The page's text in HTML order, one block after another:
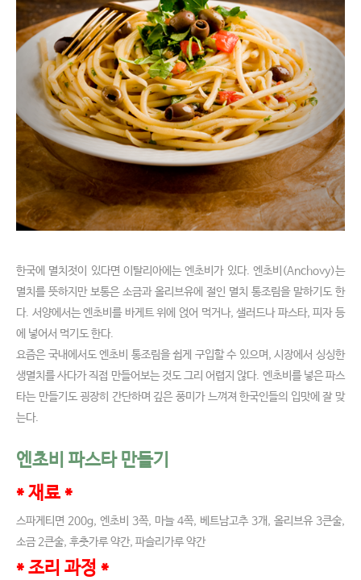
한국에 멸치젓이 있다면 이탈리아에는 엔초비가 있다. 엔초비(Anchovy)는
멸치를 뜻하지만 보통은 소금과 올리브유에 절인 멸치 통조림을 말하기도 한
다. 서양에서는 엔초비를 바게트 위에 얹어 먹거나, 샐러드나 파스타, 피자 등
에 넣어서 먹기도 한다.
요즘은 국내에서도 엔초비 통조림을 쉽게 구입할 수 있으며, 시장에서 싱싱한
생멸치를 사다가 직접 만들어보는 것도 그리 어렵지 않다. 엔초비를 넣은 파스
타는 만들기도 굉장히 간단하며 깊은 풍미가 느껴져 한국인들의 입맛에 잘 맞
는다.
엔초비 파스타 만들기
* 재료 *
스파게티면 200g, 엔초비 3쪽, 마늘 4쪽, 베트남고추 3개, 올리브유 3큰술,
소금 2큰술, 후춧가루 약간, 파슬리가루 약간
* 조리 과정 *